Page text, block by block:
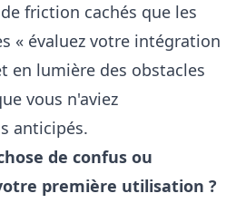
friction cachés que les
« évaluez votre intégration
en lumière des obstacles
vous n'aviez
anticipés.
de confus ou
première utilisation ?